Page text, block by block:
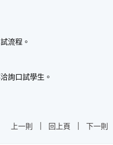
流程。
詢口試學生。
上一則 | 回上頁 | 下一則